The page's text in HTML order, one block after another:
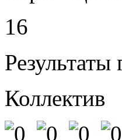
16
Результаты
Коллектив